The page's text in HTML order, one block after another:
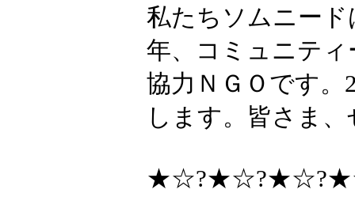
私たちソムニー
年、コミュニテ
協力ＮＧＯです。
します。皆さま